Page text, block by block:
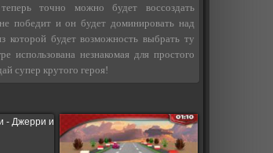
точно можно будет воссоздать
победит и он будет доминировать над
которой будет возможность выбрать ту
использована незнакомая для простого
супер крутого героя!